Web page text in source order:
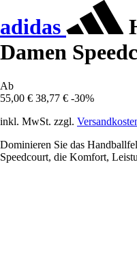
adidas
Damen
Ab
55,00 € 38,77 € -30%
inkl. MwSt. zzgl.
Dominieren Sie das
Speedcourt, die Komfort,